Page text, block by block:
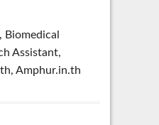
Biomedical
Assistant,
Amphur.in.th